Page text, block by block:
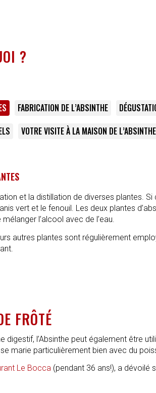
?
FABRICATION DE L’ABSINTHE
VOTRE VISITE À LA MAISON DE L’ABSINTHE
et la distillation de diverses plantes.
vert et le fenouil. Les deux plantes
l’alcool avec de l’eau.
autres plantes sont régulièrement
FRÔTÉ
l’Absinthe peut également être
marie particulièrement bien avec du
Le Bocca (pendant 36 ans!), a dévoilé